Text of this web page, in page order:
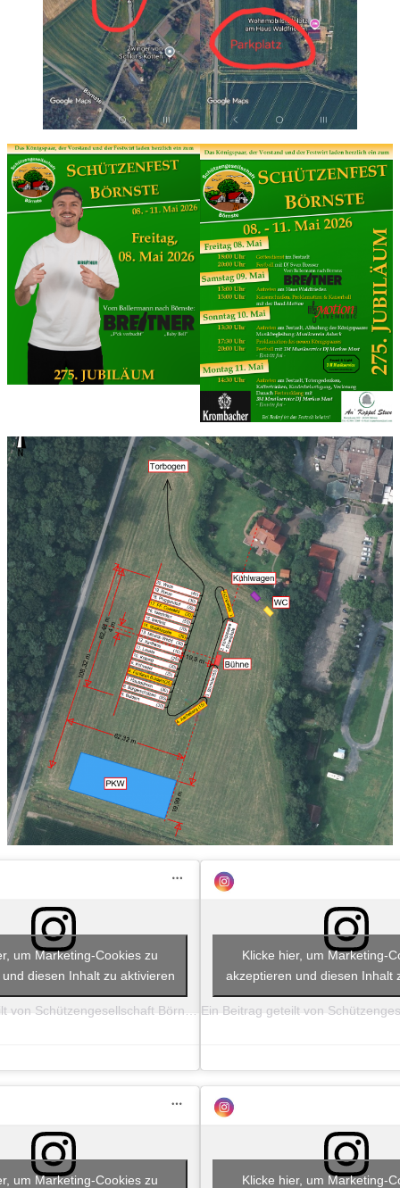
um Marketing-Cookies zu
diesen Inhalt zu aktivieren
Klicke hier, um Marketing-
akzeptieren und diesen Inhalt
um Marketing-Cookies zu Klicke hier, um Marketing-